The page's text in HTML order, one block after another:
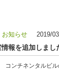
お知らせ 2019/
情報を追加しまし
チネンタルビルの